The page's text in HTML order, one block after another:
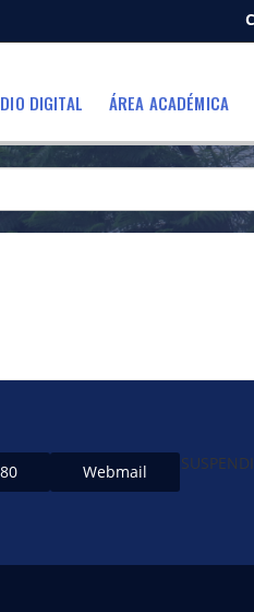
DIGITAL ÁREA ACADÉMICA
Webmail